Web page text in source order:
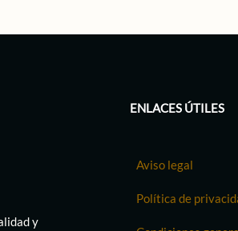
y
ENLACES ÚTILES
Aviso legal
Política de